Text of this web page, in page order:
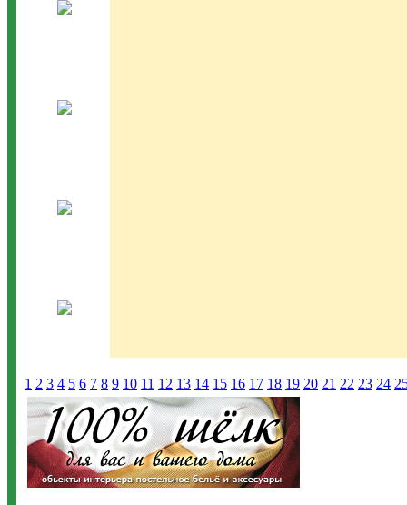
1 2 3 4 5 6 7 8 9 10 11 12 13 14 15 16 17 18 19 20 21 22 23 24